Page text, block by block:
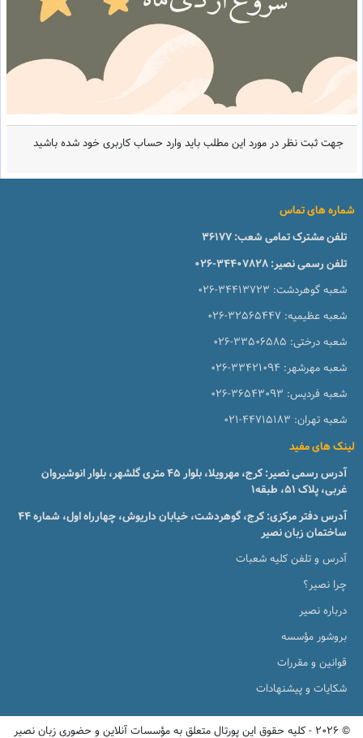
جهت ثبت نظر در مورد این مطلب باید وارد حساب کاربری خود شده باشید
شماره های تماس
تلفن مشترک تمامی شعب:36177
تلفن رسمی نصیر:026-34407828
شعبه گوهردشت: 026-34413723
شعبه عظیمیه: 026-32565447
شعبه درختی: 026-33506585
شعبه مهرشهر: 026-33421094
شعبه فردیس: 026-36543093
شعبه تهران: 021-44715183
لینک های مفید
آدرس رسمی نصیر: کرج، مهرویلا، بلوار 45 متری گلشهر، بلوار انوشیروان
غربی، پلاک 51، طبقه1
آدرس دفتر مرکزی: کرج، گوهردشت، خیابان داریوش، چهارراه اول، شماره ۴۴
ساختمان زبان نصیر
آدرس و تلفن کلیه شعبات
چرا نصیر؟
درباره نصیر
بروشور مؤسسه
قوانین و مقررات
شکایات و پیشنهادات
© 2026 - کلیه حقوق این پورتال متعلق به مؤسسات آنلاین و حضوری زبان نصیر